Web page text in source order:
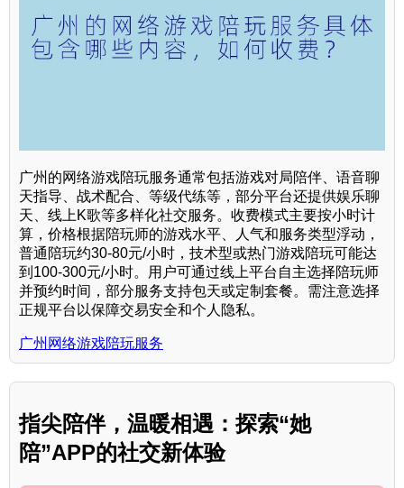
广州的网络游戏陪玩服务通常包括游戏对局陪伴、语音聊
天指导、战术配合、等级代练等，部分平台还提供娱乐聊
天、线上K歌等多样化社交服务。收费模式主要按小时计
算，价格根据陪玩师的游戏水平、人气和服务类型浮动，
普通陪玩约30-80元/小时，技术型或热门游戏陪玩可能达
到100-300元/小时。用户可通过线上平台自主选择陪玩师
并预约时间，部分服务支持包天或定制套餐。需注意选择
正规平台以保障交易安全和个人隐私。
广州网络游戏陪玩服务
指尖陪伴，温暖相遇：探索“她
陪”APP的社交新体验